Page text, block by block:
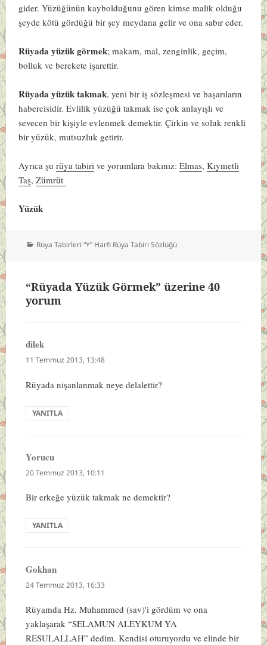
gider. Yüzüğünün kaybolduğunu gören kimse malik olduğu
şeyde kötü gördüğü bir şey meydana gelir ve ona sabır eder.
Rüyada yüzük görmek; makam, mal, zenginlik, geçim,
bolluk ve berekete işarettir.
Rüyada yüzük takmak, yeni bir iş sözleşmesi ve başarıların
habercisidir. Evlilik yüzüğü takmak ise çok anlayışlı ve
sevecen bir kişiyle evlenmek demektir. Çirkin ve soluk renkli
bir yüzük, mutsuzluk getirir.
Ayrıca şurüya tabiri ve yorumlara bakınız:Elmas,Kıymetli
Taş,Zümrüt
Yüzük
Kategoriler
Rüya Tabirleri “Y” Harfi Rüya Tabiri Sözlüğü
“Rüyada Yüzük Görmek” üzerine 40
yorum
dilekdedi
ki:
11 Temmuz 2013, 13:48
Rüyada nişanlanmak neye delalettir?
YANITLA
Yorucudedi
ki:
20 Temmuz 2013, 10:11
Bir erkeğe yüzük takmak ne demektir?
YANITLA
Gokhandedi
ki:
24 Temmuz 2013, 16:33
Rüyamda Hz. Muhammed (sav)'i gördüm ve ona
yaklaşarak “SELAMUN ALEYKUM YA
RESULALLAH” dedim. Kendisi oturuyordu ve elinde bir